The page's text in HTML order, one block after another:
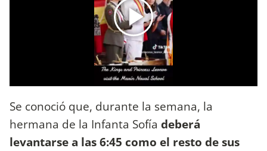
Se conoció que, durante la semana, la
hermana de la Infanta Sofía deberá
levantarse a las 6:45 como el resto de sus